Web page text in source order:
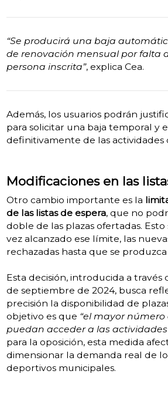
“Se producirá una baja
de renovación mensual por falta
persona inscrita”, explica Cea.
Además, los usuarios podrán
para solicitar una baja temporal y
definitivamente de las actividades
Modificaciones en las
Otro cambio importante es la
de las listas de espera, que no
doble de las plazas ofertadas.
vez alcanzado ese límite, las
rechazadas hasta que se
Esta decisión, introducida a
de septiembre de 2024, busca
precisión la disponibilidad de
objetivo es que “el mayor
puedan acceder a las
para la oposición, esta medida
dimensionar la demanda real de
deportivos municipales.